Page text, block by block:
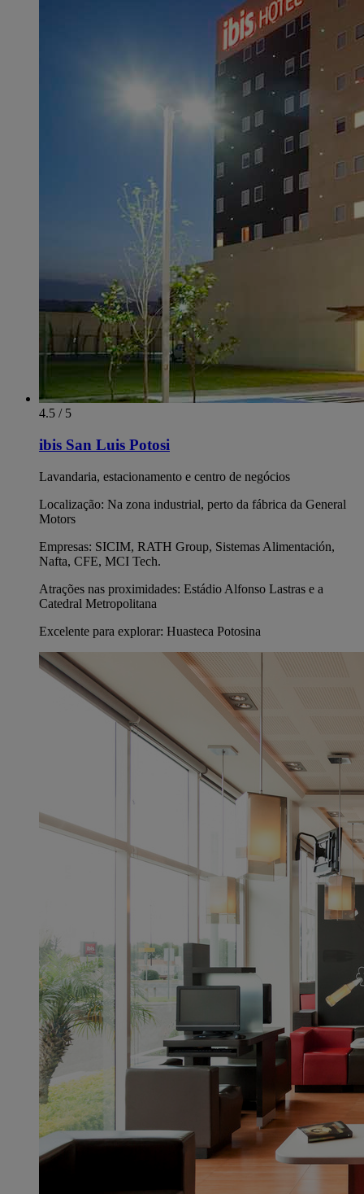
4.5 / 5
ibis San Luis Potosi
Lavandaria, estacionamento e centro de negócios
Localização: Na zona industrial, perto da fábrica da General
Motors
Empresas: SICIM, RATH Group, Sistemas Alimentación,
Nafta, CFE, MCI Tech.
Atrações nas proximidades: Estádio Alfonso Lastras e a
Catedral Metropolitana
Excelente para explorar: Huasteca Potosina